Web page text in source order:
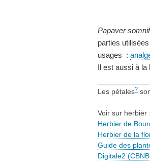
Papaver
parties utilisées
usages :
Il est aussi à la
Les pétales?
Voir sur herbier :
Herbier de
Herbier de la
Guide des
Digitale2